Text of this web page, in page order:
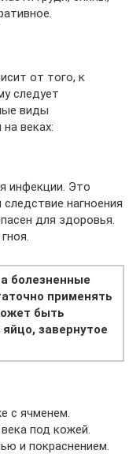
от того, к
следует
виды
веках:
инфекции. Это
нагноения
для здоровья.
болезненные
применять
быть
завернутое
с ячменем.
под кожей.
и покраснением.